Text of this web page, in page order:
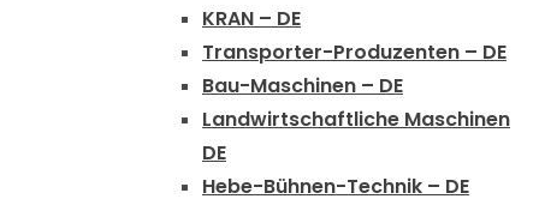
KRAN – DE
Transporter-Produzenten – DE
Bau-Maschinen – DE
Landwirtschaftliche Maschinen
DE
Hebe-Bühnen-Technik – DE